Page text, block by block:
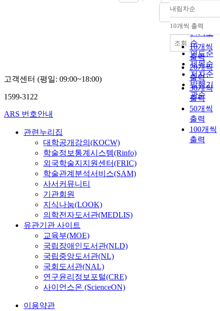
정확도
순
인기도
순
연도순
제목순
저자순
발행기
관순
내림차순
내림차
10개씩 출력
10개씩
출력
20개씩
출력
30개씩
출력
50개씩
출력
100개씩
출력
조회
고객센터 (평일: 09:00~18:00)
1599-3122
ARS 번호안내
관련누리집
대학공개강의(KOCW)
학술정보통계시스템(Rinfo)
외국학술지지원센터(FRIC)
학술관계분석서비스(SAM)
사서커뮤니티
기관회원
지식나눔(LOOK)
의학전자도서관(MEDLIS)
유관기관 사이트
교육부(MOE)
국립장애인도서관(NLD)
국립중앙도서관(NL)
국회도서관(NAL)
연구윤리정보포털(CRE)
사이언스온 (ScienceON)
이용약관